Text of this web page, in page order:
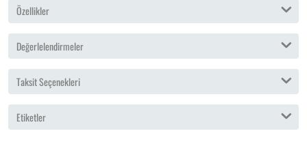
Özellikler
Değerlelendirmeler
Taksit Seçenekleri
Etiketler